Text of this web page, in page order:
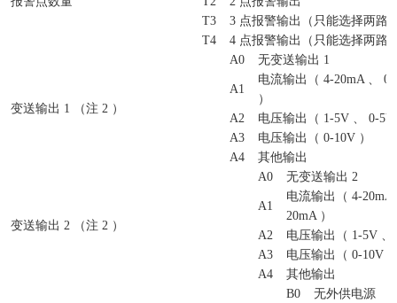
T3
3 点报警输出（只能选择两路
T4
4 点报警输出（只能选择两路
变送输出 1 （注 2 ）
A0 无变送输出 1
A1
电流输出（ 4-20mA 、
）
A2
电压输出（ 1-5V 、 0-5V
A3
电压输出（ 0-10V ）
A4
其他输出
变送输出 2 （注 2 ）
A0 无变送输出 2
A1
电流输出（ 4-20mA
20mA ）
A2
电压输出（ 1-5V 、
A3
电压输出（ 0-10V
A4
其他输出
B0 无外供电源